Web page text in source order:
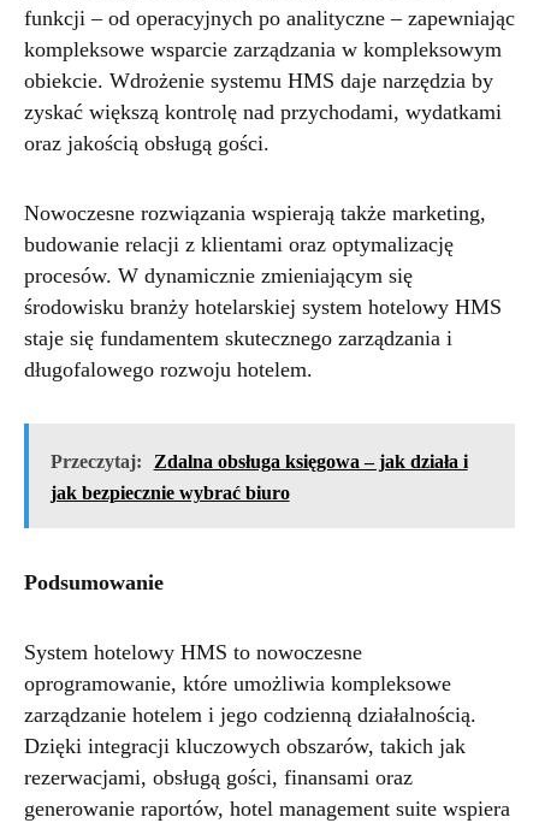
funkcji – od operacyjnych po analityczne – zapewniając
kompleksowe wsparcie zarządzania w kompleksowym
obiekcie. Wdrożenie systemu HMS daje narzędzia by
zyskać większą kontrolę nad przychodami, wydatkami
oraz jakością obsługą gości.
Nowoczesne rozwiązania wspierają także marketing,
budowanie relacji z klientami oraz optymalizację
procesów. W dynamicznie zmieniającym się
środowisku branży hotelarskiej system hotelowy HMS
staje się fundamentem skutecznego zarządzania i
długofalowego rozwoju hotelem.
Przeczytaj:
Zdalna obsługa księgowa – jak działa i
jak bezpiecznie wybrać biuro
Podsumowanie
System hotelowy HMS to nowoczesne
oprogramowanie, które umożliwia kompleksowe
zarządzanie hotelem i jego codzienną działalnością.
Dzięki integracji kluczowych obszarów, takich jak
rezerwacjami, obsługą gości, finansami oraz
generowanie raportów, hotel management suite wspiera